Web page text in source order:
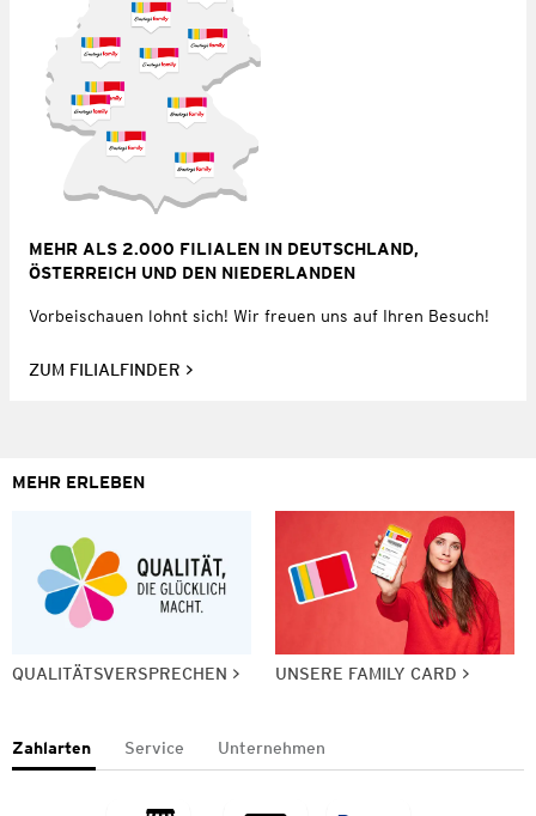
MEHR ALS 2.000 FILIALEN IN DEUTSCHLAND,
ÖSTERREICH UND DEN NIEDERLANDEN
Vorbeischauen lohnt sich! Wir freuen uns auf Ihren Besuch!
ZUM FILIALFINDER
MEHR ERLEBEN
QUALITÄTSVERSPRECHEN UNSERE FAMILY CARD
Zahlarten Service Unternehmen